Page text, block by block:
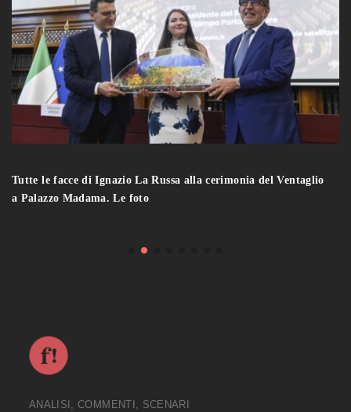
Tutte le facce di Ignazio La Russa alla cerimonia del Ventaglio
a Palazzo Madama. Le foto
ANALISI, COMMENTI, SCENARI